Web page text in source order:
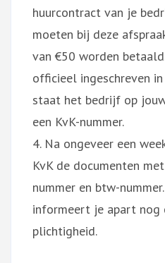
huurcontract van je
moeten bij deze
van €50 worden
officieel ingeschreven
staat het bedrijf op
een KvK-nummer.
4. Na ongeveer een
KvK de documenten
nummer en btw-
informeert je apart nog
plichtigheid.